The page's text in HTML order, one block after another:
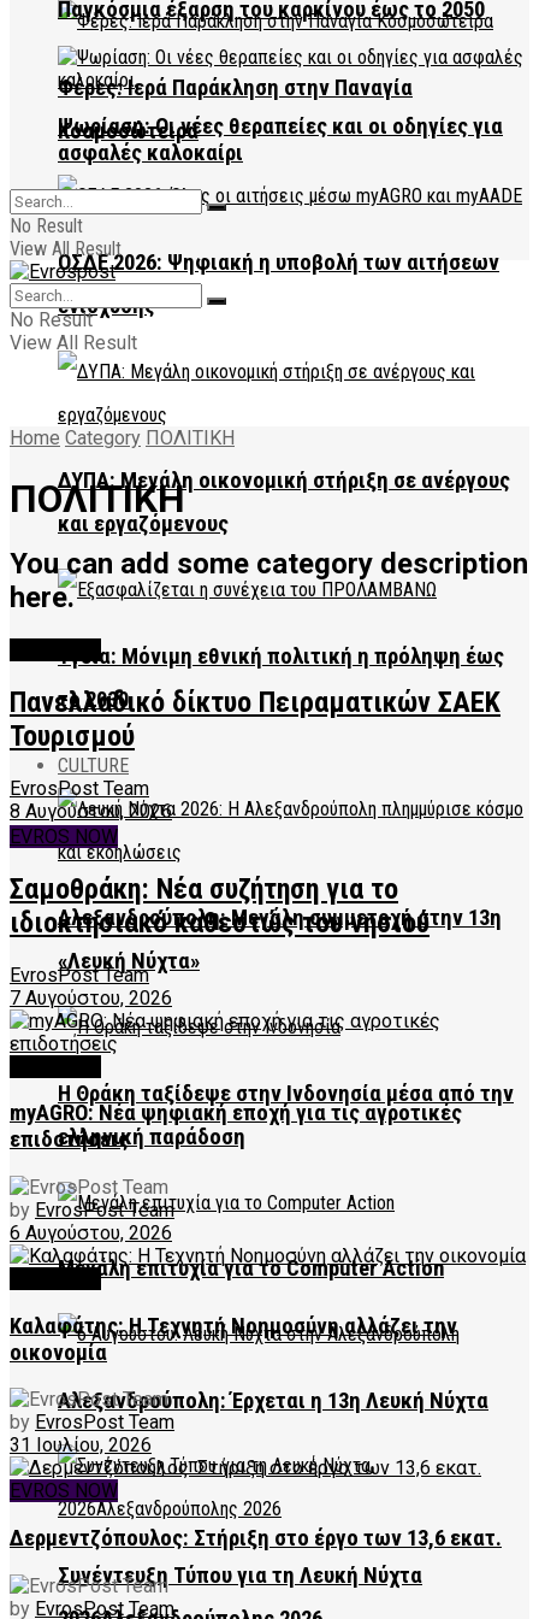
Φέρες: Ιερά Παράκληση στην Παναγία
Κοσμοσώτειρα
ΟΣΔΕ 2026: Ψηφιακή η υποβολή των αιτήσεων
ενίσχυσης
ΔΥΠΑ: Μεγάλη οικονομική στήριξη σε ανέργους
και εργαζόμενους
Υγεία: Μόνιμη εθνική πολιτική η πρόληψη έως
το 2030
CULTURE
Αλεξανδρούπολη: Μεγάλη συμμετοχή στην 13η
«Λευκή Νύχτα»
Η Θράκη ταξίδεψε στην Ινδονησία μέσα από την
ελληνική παράδοση
Μεγάλη επιτυχία για το Computer Action
Αλεξανδρούπολη: Έρχεται η 13η Λευκή Νύχτα
Συνέντευξη Τύπου για τη Λευκή Νύχτα
Παγκόσμια έξαρση του καρκίνου έως το 2050
Ψωρίαση: Οι νέες θεραπείες και οι οδηγίες για
ασφαλές καλοκαίρι
No Result
View All Result
No Result
View All Result
Home Category ΠΟΛΙΤΙΚΗ
ΠΟΛΙΤΙΚΗ
You can add some category description
here.
Πανελλαδικό δίκτυο Πειραματικών ΣΑΕΚ
Τουρισμού
EvrosPost Team
8 Αυγούστου, 2026
EVROS NOW
Σαμοθράκη: Νέα συζήτηση για το
ιδιοκτησιακό καθεστώς του νησιού
EvrosPost Team
7 Αυγούστου, 2026
myAGRO: Νέα ψηφιακή εποχή για τις αγροτικές
επιδοτήσεις
by EvrosPost Team
6 Αυγούστου, 2026
Καλαφάτης: Η Τεχνητή Νοημοσύνη αλλάζει την
οικονομία
by EvrosPost Team
31 Ιουλίου, 2026
EVROS NOW
Δερμεντζόπουλος: Στήριξη στο έργο των 13,6 εκατ.
by EvrosPost Team